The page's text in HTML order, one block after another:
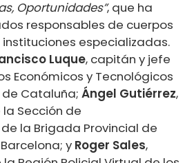
Oportunidades”, que ha
responsables de cuerpos
especializadas.
Luque, capitán y jefe
Económicos y Tecnológicos
Cataluña; Ángel Gutiérrez,
Sección de
la Brigada Provincial de
y Roger Sales,